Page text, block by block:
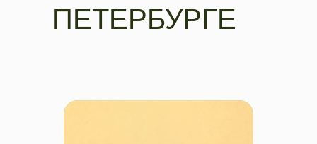
ПЕТЕРБУРГЕ